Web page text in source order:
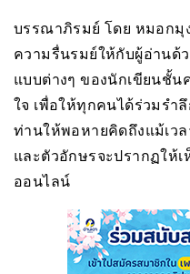
บรรณาภิรมย์ โดย หมอกมุ
ความรื่นรมย์ให้กับผู้อ่านด้
แบบต่างๆ ของนักเขียนชั้น
ใจ เพื่อให้ทุกคนได้ร่วมรำ
ท่านให้พอหายคิดถึงแม้เว
และตัวอักษรจะปรากฏให้
ออนไลน์